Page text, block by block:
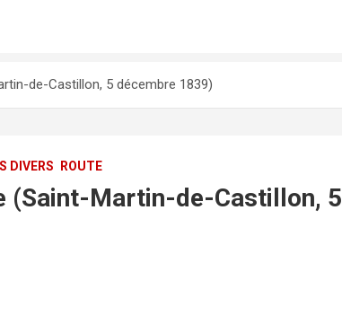
de-Castillon, 5 décembre 1839)
DIVERS ROUTE
(Saint-Martin-de-Castillon, 5